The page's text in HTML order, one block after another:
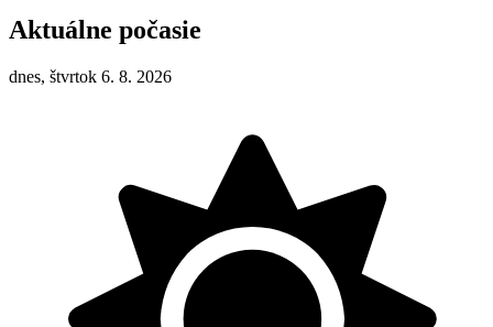
Aktuálne počasie
dnes, štvrtok 6. 8. 2026